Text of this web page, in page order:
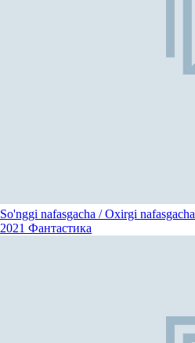
So'nggi nafasgacha / Oxirgi
2021 Фантастика